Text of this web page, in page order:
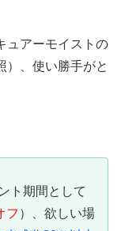
ュアーモイストの
）、使い勝手がと
ト期間として
フ ）、欲しい場